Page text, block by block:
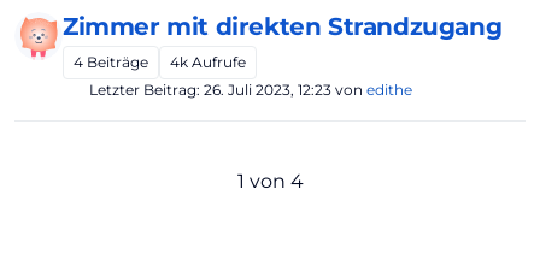
Zimmer mit direkten Strandzugang
4 Beiträge 4k Aufrufe
Letzter Beitrag: 26. Juli 2023, 12:23 von edithe
1 von 4